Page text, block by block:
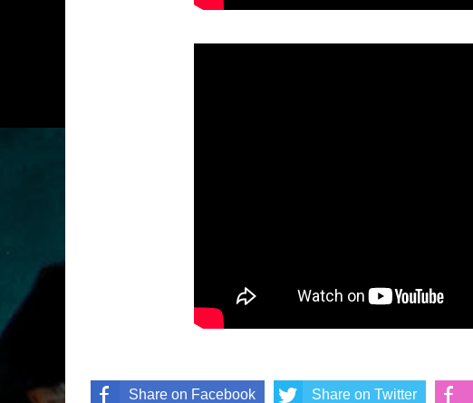
Share on Facebook Share on Twitter